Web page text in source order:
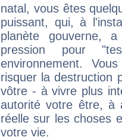
natal, vous êtes
puissant, qui, à
planète gouverne,
pression pour
environnement.
risquer la destruction
vôtre - à vivre plus
autorité votre être, à
réelle sur les choses
votre vie.